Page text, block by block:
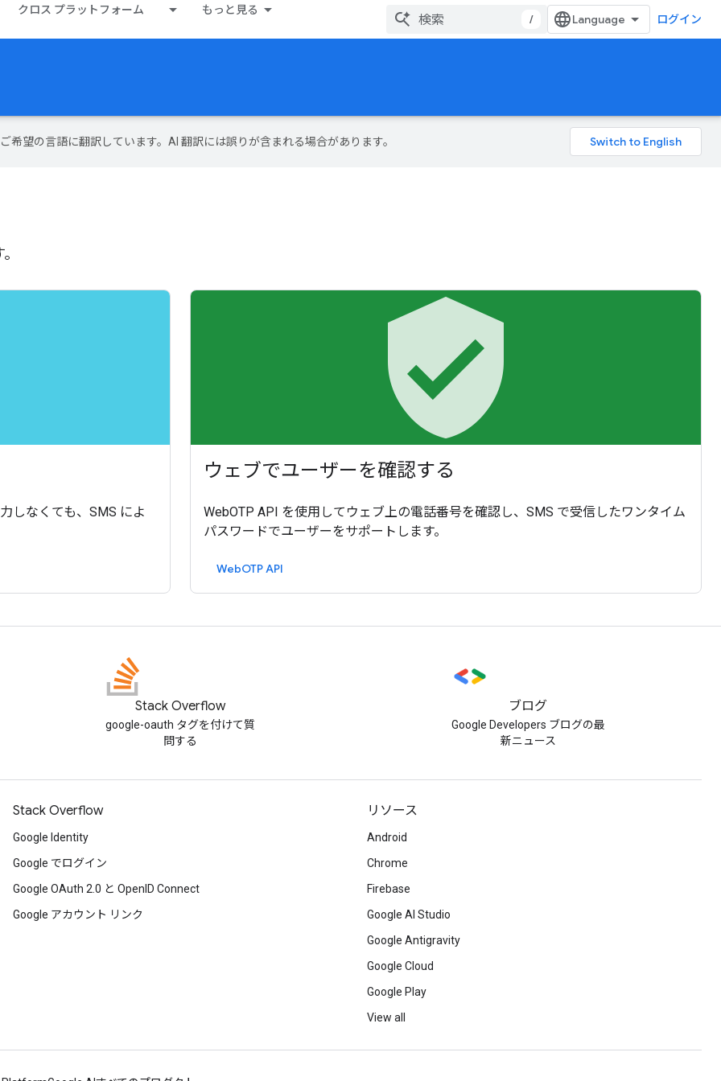
クロス プラットフォーム もっと見る
/ ログイン
希望の言語に翻訳しています。AI 翻訳には誤りが含まれる場合があります。
しなくても、SMS によ
verified_user
ウェブでユーザーを確認する
WebOTP API を使用してウェブ上の電話番号を確認し、SMS で受信したワンタイム
パスワードでユーザーをサポートします。
WebOTP API
Stack Overflow
google-oauth タグを付けて質
問する
ブログ
Google Developers ブログの最
新ニュース
Stack Overflow
Google Identity
Google でログイン
Google OAuth 2.0 と OpenID Connect
Google アカウント リンク
リソース
Android
Chrome
Firebase
Google AI Studio
Google Antigravity
Google Cloud
Google Play
View all